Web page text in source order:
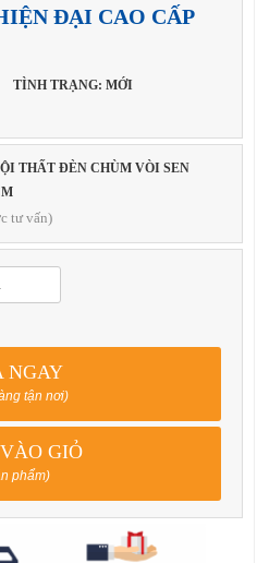
ĐẠI CAO CẤP
TÌNH TRẠNG: MỚI
THẤT ĐÈN CHÙM VÒI SEN
tư vấn)
NGAY
tận nơi)
GIỎ
phẩm)